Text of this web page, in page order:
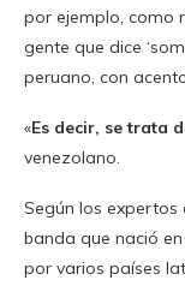
por ejemplo, como
gente que dice
peruano, con
«Es decir, se trata
venezolano.
Según los expertos
banda que nació
por varios países